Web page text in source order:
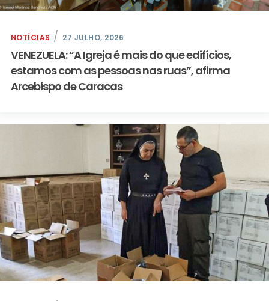
NOTÍCIAS 27 JULHO, 2026
VENEZUELA: “A Igreja é mais do que edifícios,
estamos com as pessoas nas ruas”, afirma
Arcebispo de Caracas